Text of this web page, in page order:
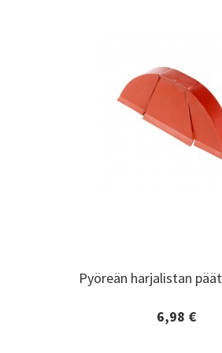
Pyöreän harjalistan
6,98 €
Pyöreän harjalistan
Lisätiedot ja